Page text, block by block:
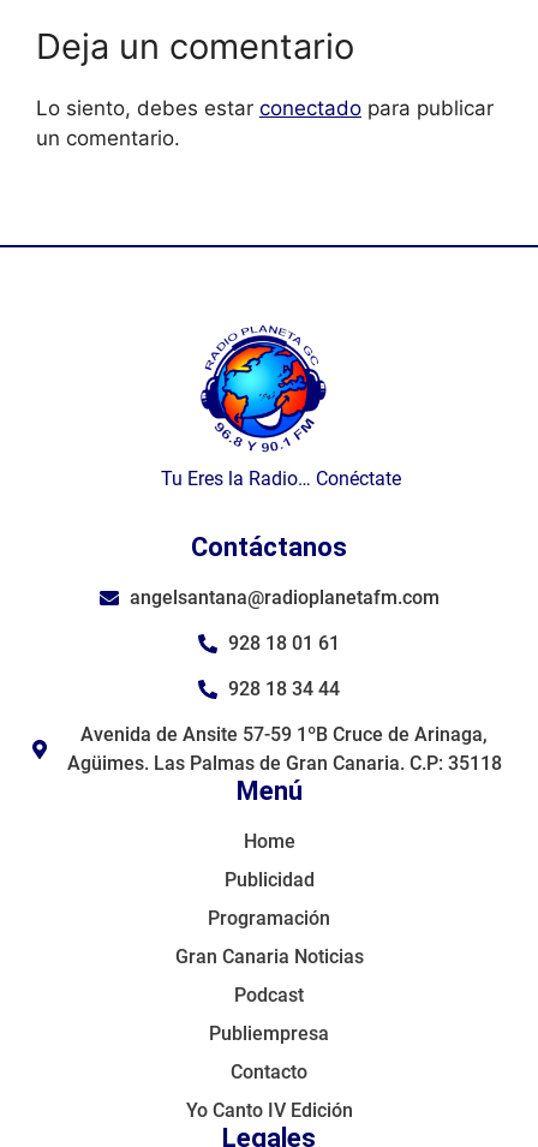
Deja un comentario
Lo siento, debes estar conectado para publicar
un comentario.
Tu Eres la Radio… Conéctate
Menú
Home
Publicidad
Programación
Gran Canaria Noticias
Podcast
Publiempresa
Contacto
Yo Canto IV Edición
Legales
Contáctanos
angelsantana@radioplanetafm.com
928 18 01 61
928 18 34 44
Avenida de Ansite 57-59 1ºB Cruce de Arinaga,
Agüimes. Las Palmas de Gran Canaria. C.P: 35118